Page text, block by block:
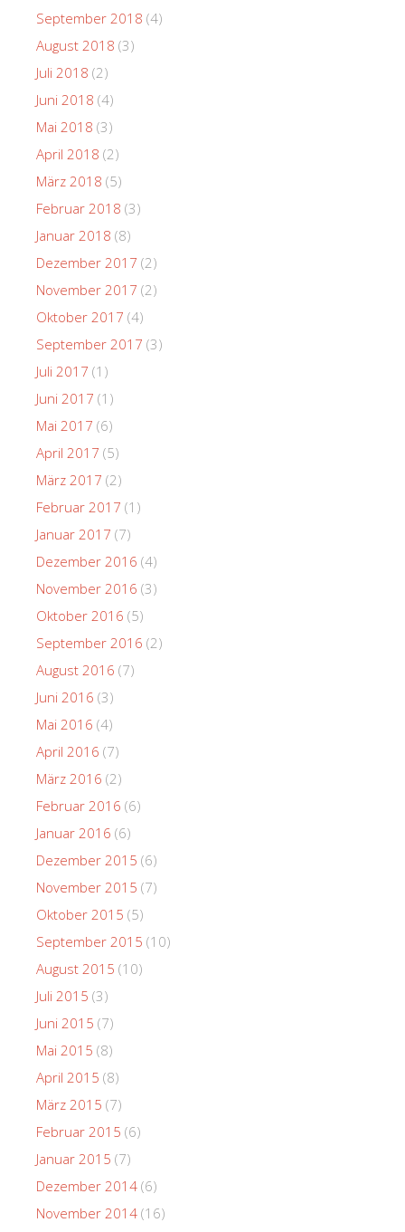
September 2018 (4)
August 2018 (3)
Juli 2018 (2)
Juni 2018 (4)
Mai 2018 (3)
April 2018 (2)
März 2018 (5)
Februar 2018 (3)
Januar 2018 (8)
Dezember 2017 (2)
November 2017 (2)
Oktober 2017 (4)
September 2017 (3)
Juli 2017 (1)
Juni 2017 (1)
Mai 2017 (6)
April 2017 (5)
März 2017 (2)
Februar 2017 (1)
Januar 2017 (7)
Dezember 2016 (4)
November 2016 (3)
Oktober 2016 (5)
September 2016 (2)
August 2016 (7)
Juni 2016 (3)
Mai 2016 (4)
April 2016 (7)
März 2016 (2)
Februar 2016 (6)
Januar 2016 (6)
Dezember 2015 (6)
November 2015 (7)
Oktober 2015 (5)
September 2015 (10)
August 2015 (10)
Juli 2015 (3)
Juni 2015 (7)
Mai 2015 (8)
April 2015 (8)
März 2015 (7)
Februar 2015 (6)
Januar 2015 (7)
Dezember 2014 (6)
November 2014 (16)